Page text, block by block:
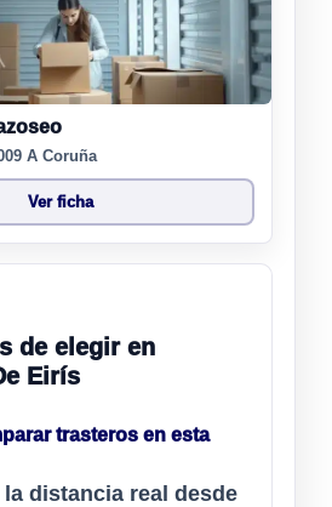
A Coruña
Ver ficha
de elegir en
Eirís
trasteros en esta
distancia real desde